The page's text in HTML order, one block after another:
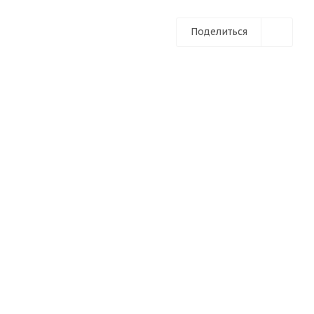
Поделиться